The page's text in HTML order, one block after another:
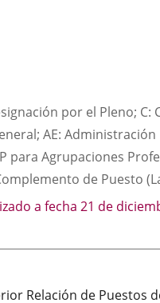
por el Pleno;
AE: Administración
para Agrupaciones
de Puesto
a fecha 21 de
Relación de Puestos